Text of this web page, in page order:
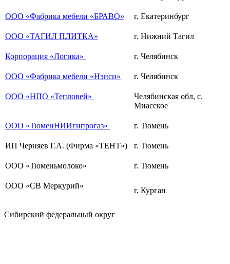
ООО «Фабрика мебели «БРАВО» г. Екатеринбург
ООО «ТАГИЛ ПЛИТКА» г. Нижний Тагил
Корпорация «Логика» г. Челябинск
ООО «Фабрика мебели «Нэнси» г. Челябинск
ООО «НПО «Тепловей»
Челябинская обл, с.
Миасское
ООО «ТюменНИИгипрогаз» г. Тюмень
ИП Черняев Г.А. (Фирма «ТЕНТ») г. Тюмень
ООО «Тюменьмолоко» г. Тюмень
ООО «СВ Меркурий»
г. Курган
Сибирский федеральный округ